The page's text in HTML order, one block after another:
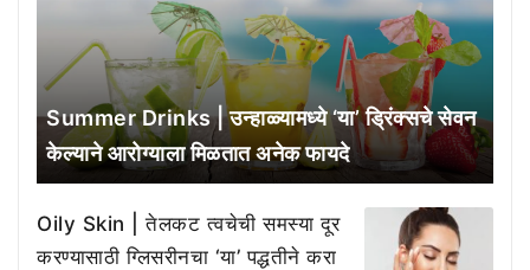
Summer Drinks | उन्हाळ्यामध्ये ‘या’ ड्रिंक्सचे सेवन
केल्याने आरोग्याला मिळतात अनेक फायदे
Oily Skin | तेलकट त्वचेची समस्या दूर
करण्यासाठी ग्लिसरीनचा ‘या’ पद्धतीने करा